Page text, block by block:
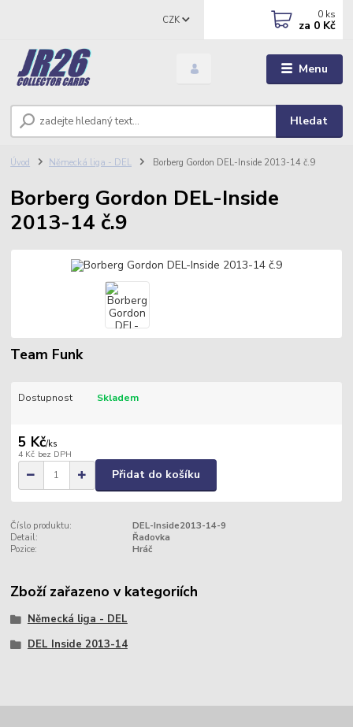
Menu
CZK
Hledat
0 ks
za 0 Kč
Úvod Německá liga - DEL Borberg Gordon DEL-Inside 2013-14 č.9
Borberg Gordon DEL-Inside
2013-14 č.9
Team Funk
Dostupnost Skladem
5 Kč/ks
4 Kč bez DPH
Přidat do košíku
Číslo produktu:
DEL-Inside2013-14-9
Detail:
Řadovka
Pozice:
Hráč
Zboží zařazeno v kategoriích
Německá liga - DEL
DEL Inside 2013-14